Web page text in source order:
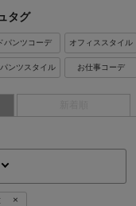
タグ
パンツコーデ
ンツスタイル
オフィススタイル
お仕事コーデ
×